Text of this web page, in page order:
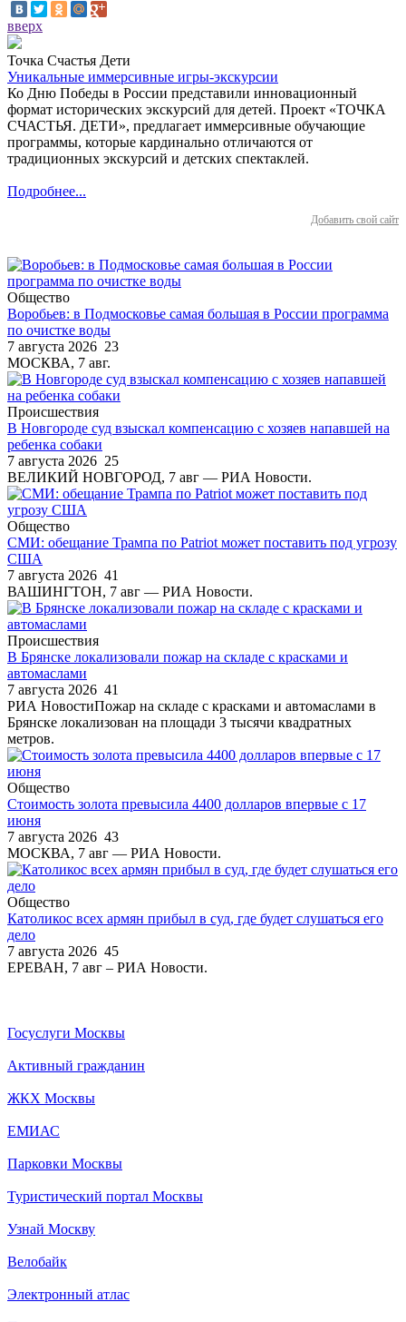
вверх
Точка Счастья Дети
Уникальные иммерсивные игры-экскурсии
Ко Дню Победы в России представили инновационный
формат исторических экскурсий для детей. Проект «ТОЧКА
СЧАСТЬЯ. ДЕТИ», предлагает иммерсивные обучающие
программы, которые кардинально отличаются от
традиционных экскурсий и детских спектаклей.
Подробнее...
Добавить свой сайт
Общество
Воробьев: в Подмосковье самая большая в России программа
по очистке воды
7 августа 2026 23
МОСКВА, 7 авг.
Происшествия
В Новгороде суд взыскал компенсацию с хозяев напавшей на
ребенка собаки
7 августа 2026 25
ВЕЛИКИЙ НОВГОРОД, 7 авг — РИА Новости.
Общество
СМИ: обещание Трампа по Patriot может поставить под угрозу
США
7 августа 2026 41
ВАШИНГТОН, 7 авг — РИА Новости.
Происшествия
В Брянске локализовали пожар на складе с красками и
автомаслами
7 августа 2026 41
РИА НовостиПожар на складе с красками и автомаслами в
Брянске локализован на площади 3 тысячи квадратных
метров.
Общество
Стоимость золота превысила 4400 долларов впервые с 17
июня
7 августа 2026 43
МОСКВА, 7 авг — РИА Новости.
Общество
Католикос всех армян прибыл в суд, где будет слушаться его
дело
7 августа 2026 45
ЕРЕВАН, 7 авг – РИА Новости.
Госуслуги Москвы
Активный гражданин
ЖКХ Москвы
ЕМИАС
Парковки Москвы
Туристический портал Москвы
Узнай Москву
Велобайк
Электронный атлас